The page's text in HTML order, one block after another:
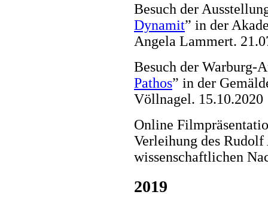
Besuch der
Dynamit” in der
Angela Lammert.
Besuch der Warburg-
Pathos” in der
Völlnagel. 15.10.2020
Online
Verleihung des
wissenschaftlichen
2019